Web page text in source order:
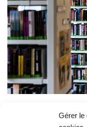
Gérer le
Ouverture du